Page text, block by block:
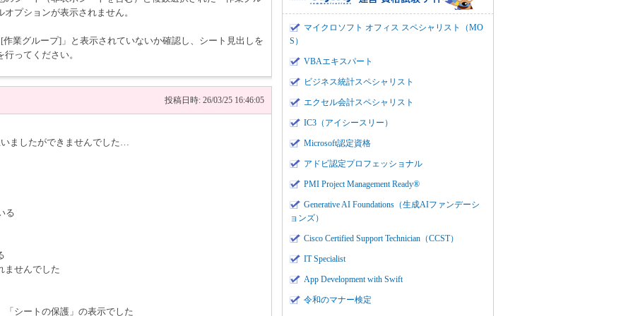
プションが表示されません。
業グループ]」と表示されていないか確認し、シート見出しを
ってください。
投稿日時: 26/03/25 16:46:05
ましたができませんでした…
る
ませんでした
シートの保護」の表示でした
マイクロソフト オフィス スペシャリスト（MO
S）
VBAエキスパート
ビジネス統計スペシャリスト
エクセル会計スペシャリスト
IC3（アイシースリー）
Microsoft認定資格
アドビ認定プロフェッショナル
PMI Project Management Ready®
Generative AI Foundations（生成AIファンデーシ
ョンズ）
Cisco Certified Support Technician（CCST）
IT Specialist
App Development with Swift
令和のマナー検定